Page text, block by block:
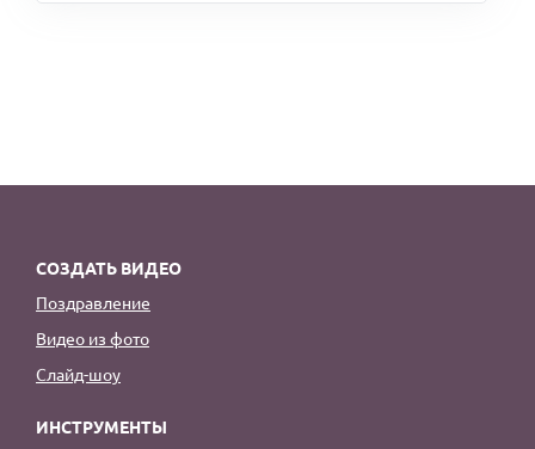
СОЗДАТЬ ВИДЕО
Поздравление
Видео из фото
Слайд-шоу
ИНСТРУМЕНТЫ